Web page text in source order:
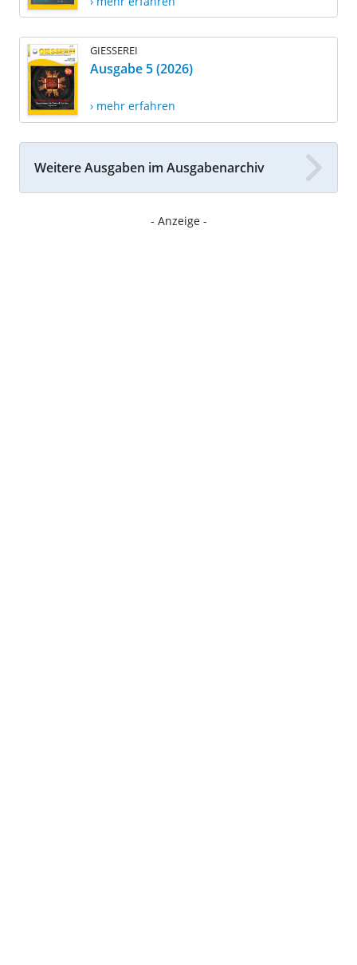
GIESSEREI
Ausgabe 5 (2026)
› mehr erfahren
Weitere Ausgaben im Ausgabenarchiv
- Anzeige -